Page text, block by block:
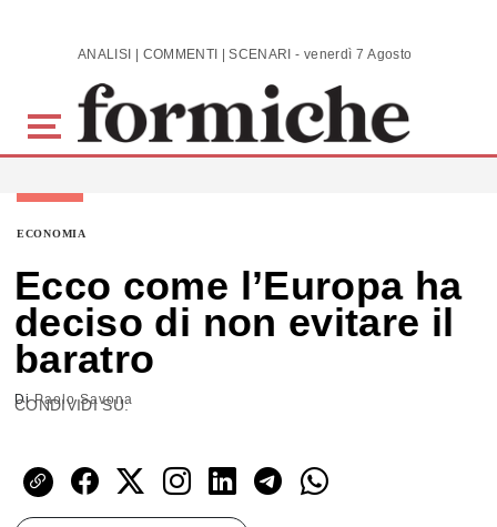
Skip to main content ANALISI | COMMENTI | SCENARI - venerdì 7 Agosto 2026
ECONOMIA
Ecco come l’Europa ha
deciso di non evitare il
baratro
DiPaolo Savona
CONDIVIDI SU: